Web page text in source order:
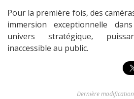
Pour la première fois, des
immersion exceptionnelle
univers stratégique,
inaccessible au public.
Dernière